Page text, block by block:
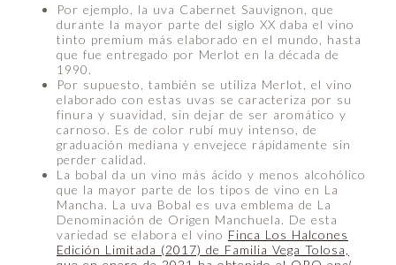
Por ejemplo, la uva Cabernet Sauvignon, que
durante la mayor parte del siglo XX daba el vino
tinto premium más elaborado en el mundo, hasta
que fue entregado por Merlot en la década de
1990.
Por supuesto, también se utiliza Merlot, el vino
elaborado con estas uvas se caracteriza por su
finura y suavidad, sin dejar de ser aromático y
carnoso. Es de color rubí muy intenso, de
graduación mediana y envejece rápidamente sin
perder calidad.
La bobal da un vino más ácido y menos alcohólico
que la mayor parte de los tipos de vino en La
Mancha. La uva Bobal es uva emblema de La
Denominación de Origen Manchuela. De esta
variedad se elabora el vino Finca Los Halcones
Edición Limitada (2017) de Familia Vega Tolosa,